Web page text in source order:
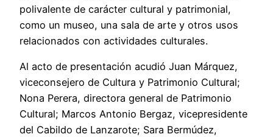
polivalente de carácter cultural y patrimonial,
como un museo, una sala de arte y otros usos
relacionados con actividades culturales.
Al acto de presentación acudió Juan Márquez,
viceconsejero de Cultura y Patrimonio Cultural;
Nona Perera, directora general de Patrimonio
Cultural; Marcos Antonio Bergaz, vicepresidente
del Cabildo de Lanzarote; Sara Bermúdez,